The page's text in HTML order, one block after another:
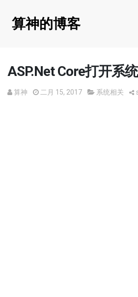
算神的博客
ASP.Net Core打开系
算神 二月 15, 2017 系统相关